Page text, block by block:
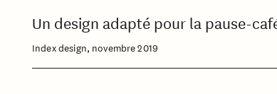
Un design adapté pour la pause-
Index design, novembre 2019